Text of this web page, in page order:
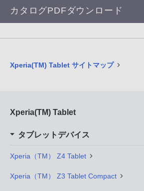
カタログPDFダウンロード
Xperia(TM) Tablet サイトマップ
Xperia(TM) Tablet
タブレットデバイス
Xperia（TM） Z4 Tablet
Xperia（TM） Z3 Tablet Compact